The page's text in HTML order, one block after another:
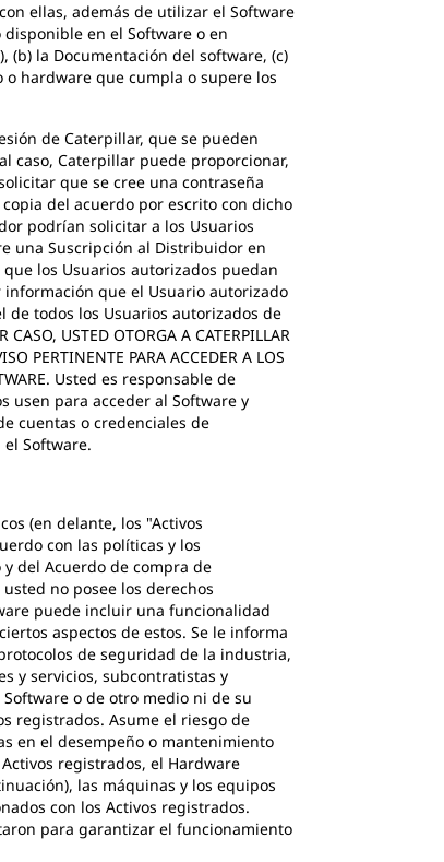
ellas, además de utilizar el Software
en el Software o en
la Documentación del software, (c)
hardware que cumpla o supere los
de Caterpillar, que se pueden
caso, Caterpillar puede proporcionar,
que se cree una contraseña
del acuerdo por escrito con dicho
podrían solicitar a los Usuarios
una Suscripción al Distribuidor en
los Usuarios autorizados puedan
que el Usuario autorizado
de todos los Usuarios autorizados de
USTED OTORGA A CATERPILLAR
PERTINENTE PARA ACCEDER A LOS
Usted es responsable de
usen para acceder al Software y
cuentas o credenciales de
Software.
(en delante, los "Activos
con las políticas y los
del Acuerdo de compra de
no posee los derechos
puede incluir una funcionalidad
aspectos de estos. Se le informa
de seguridad de la industria,
y servicios, subcontratistas y
o de otro medio ni de su
registrados. Asume el riesgo de
en el desempeño o mantenimiento
registrados, el Hardware
las máquinas y los equipos
con los Activos registrados.
para garantizar el funcionamiento